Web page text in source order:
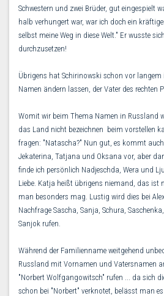
Schwestern und zwei Brüder, gut eingespielt
halb verhungert war, war ich doch ein
selbst meine Weg in diese Welt." Er wusste
durchzusetzen!
Übrigens hat Schirinowski schon vor langem
Namen ändern lassen, der Vater des rechten
Womit wir beim Thema Namen in Russland
das Land nicht bezeichnen  beim vorstellen
fragen: "Natascha?" Nun gut, es kommt
Jekaterina, Tatjana und Oksana vor, aber
finde ich persönlich Nadjeschda, Wera und
Liebe. Katja heißt übrigens niemand, das ist
man besonders mag. Lustig wird dies bei
Nachfrage Sascha, Sanja, Schura,
Sanjok rufen.
Während der Familienname weitgehend
Russland mit Vornamen und Vatersnamen
"Norbert Wolfgangowitsch" rufen ... da sich
schon bei "Norbert" verknotet, belässt man